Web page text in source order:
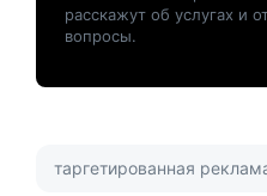
расскажут об услугах и
вопросы.
таргетированная